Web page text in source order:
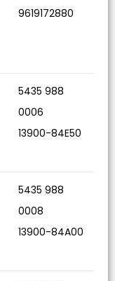
9619172880
5435 988
0006
13900-84E50
5435 988
0008
13900-84A00